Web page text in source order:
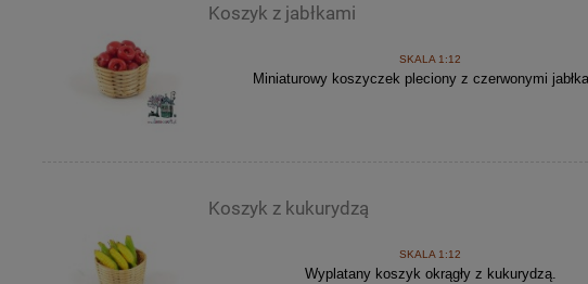
Koszyk z jabłkami
SKALA 1:12
Miniaturowy koszyczek pleciony z czerwonymi
Koszyk z kukurydzą
SKALA 1:12
Wyplatany koszyk okrągły z kukurydzą.